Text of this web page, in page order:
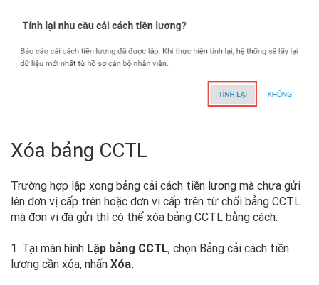
Xóa bảng CCTL
Trường hợp lập xong bảng cải cách tiền lương mà chưa gửi
lên đơn vị cấp trên hoặc đơn vị cấp trên từ chối bảng CCTL
mà đơn vị đã gửi thì có thể xóa bảng CCTL bằng cách:
1. Tại màn hình Lập bảng CCTL, chọn Bảng cải cách tiền
lương cần xóa, nhấn Xóa.